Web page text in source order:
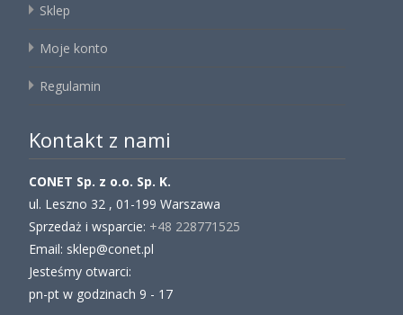
Sklep
Moje konto
Regulamin
Kontakt z nami
CONET Sp. z o.o. Sp. K.
ul. Leszno 32 , 01-199 Warszawa
Sprzedaż i wsparcie: +48 228771525
Email: sklep@conet.pl
Jesteśmy otwarci:
pn-pt w godzinach 9 - 17